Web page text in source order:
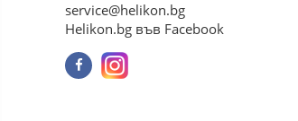
service@helikon.bg
Helikon.bg във Facebook